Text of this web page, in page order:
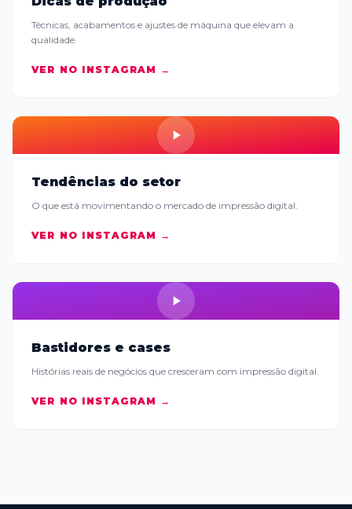
Técnicas, acabamentos e ajustes de máquina que elevam a
qualidade.
VER NO INSTAGRAM →
Tendências do setor
O que está movimentando o mercado de impressão digital.
VER NO INSTAGRAM →
Bastidores e cases
Histórias reais de negócios que cresceram com impressão digital.
VER NO INSTAGRAM →